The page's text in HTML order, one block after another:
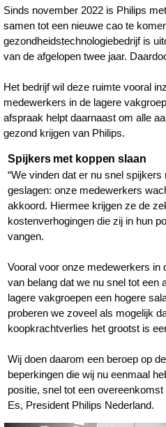
Sinds november 2022 is Philips
samen tot een nieuwe cao te
gezondheidstechnologiebedrijf is
van de afgelopen twee jaar.
Het bedrijf wil deze ruimte vooral
medewerkers in de lagere
afspraak helpt daarnaast om alle
gezond krijgen van Philips.
Spijkers met koppen slaan
“We vinden dat er nu snel
geslagen: onze medewerkers
akkoord. Hiermee krijgen ze de
kostenverhogingen die zij in hun
vangen.
Vooral voor onze medewerkers in
van belang dat we nu snel tot een
lagere vakgroepen een hogere
proberen we zoveel als mogelijk
koopkrachtverlies het grootst is
Wij doen daarom een beroep op
beperkingen die wij nu eenmaal
positie, snel tot een
Es, President Philips Nederland.